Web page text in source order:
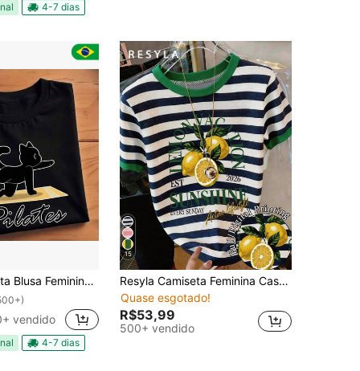
4-7 dias
do Pilates Estilosa 100% Algodão Promoção
vendido
4-7 dias
15
Resyla Camiseta Feminina Casual de Verão com Estampa de Limão e Listras, Gola Redonda e Manga Curta
Quase esgotado!
R$53,99
500+ vendido